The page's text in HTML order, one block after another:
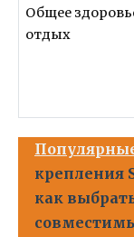
Общее
отдых
крепления
как